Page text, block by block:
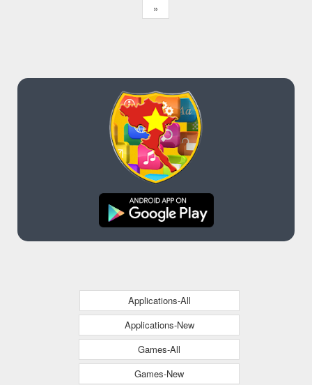
»
Applications-All
Applications-New
Games-All
Games-New